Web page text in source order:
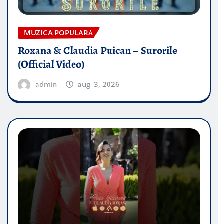
MUZICA POPULARA
Roxana & Claudia Puican – Surorile
(Official Video)
admin aug. 3, 2026